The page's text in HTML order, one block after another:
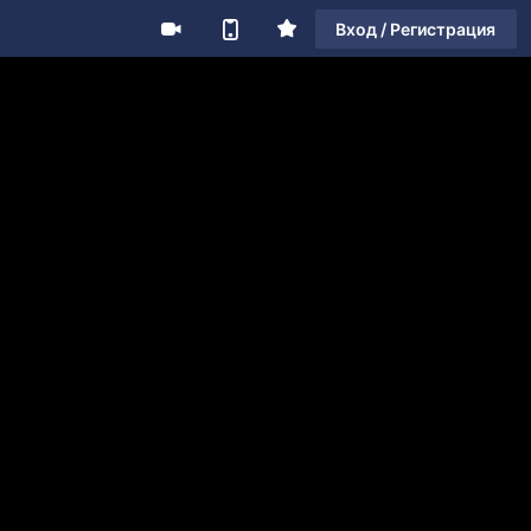
Вход / Регистрация